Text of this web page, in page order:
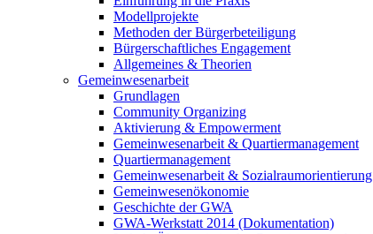
Modellprojekte
Methoden der Bürgerbeteiligung
Bürgerschaftliches Engagement
Allgemeines & Theorien
Gemeinwesenarbeit
Grundlagen
Community Organizing
Aktivierung & Empowerment
Gemeinwesenarbeit & Quartiermanagement
Quartiermanagement
Gemeinwesenarbeit & Sozialraumorientierung
Gemeinwesenökonomie
Geschichte der GWA
GWA-Werkstatt 2014 (Dokumentation)